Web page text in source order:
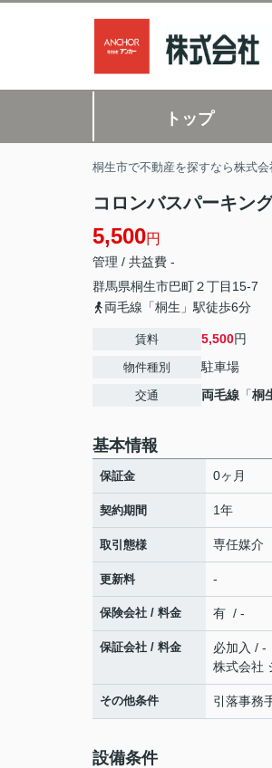
トップ
桐生市で不動産を探すなら株式会
コロンバスパーキン
5,500円
管理 / 共益費 -
群馬県桐生市巴町２丁目15-7
両毛線「桐生」駅徒歩6分
賃料 5,500円
物件種別 駐車場
交通 両毛線 「桐
基本情報
保証金 0ヶ月
契約期間 1年
取引態様 専任媒介
更新料 -
保険会社 / 料金 有 / -
保証会社 / 料金
必加入 / -
株式会社
その他条件 引落事務
設備条件